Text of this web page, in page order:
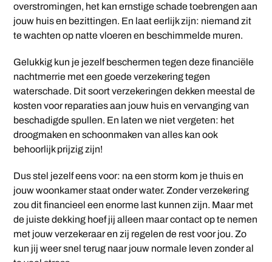
overstromingen, het kan ernstige schade toebrengen aan
jouw huis en bezittingen. En laat eerlijk zijn: niemand zit
te wachten op natte vloeren en beschimmelde muren.
Gelukkig kun je jezelf beschermen tegen deze financiële
nachtmerrie met een goede verzekering tegen
waterschade. Dit soort verzekeringen dekken meestal de
kosten voor reparaties aan jouw huis en vervanging van
beschadigde spullen. En laten we niet vergeten: het
droogmaken en schoonmaken van alles kan ook
behoorlijk prijzig zijn!
Dus stel jezelf eens voor: na een storm kom je thuis en
jouw woonkamer staat onder water. Zonder verzekering
zou dit financieel een enorme last kunnen zijn. Maar met
de juiste dekking hoef jij alleen maar contact op te nemen
met jouw verzekeraar en zij regelen de rest voor jou. Zo
kun jij weer snel terug naar jouw normale leven zonder al